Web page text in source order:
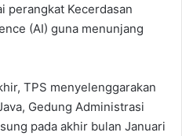
perangkat Kecerdasan
(AI) guna menunjang
TPS menyelenggarakan
Gedung Administrasi
pada akhir bulan Januari